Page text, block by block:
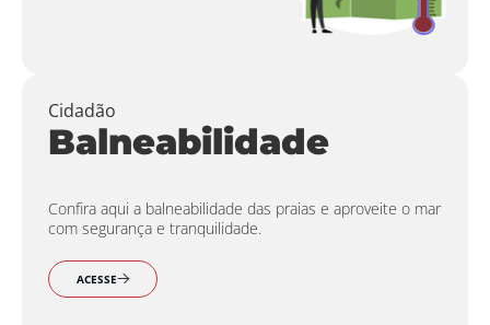
Cidadão
Balneabilidade
Confira aqui a balneabilidade das praias e aproveite o mar
com segurança e tranquilidade.
ACESSE